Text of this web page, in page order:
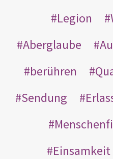
Legion
Aberglaube
berühren
Sendung
Einsamkeit